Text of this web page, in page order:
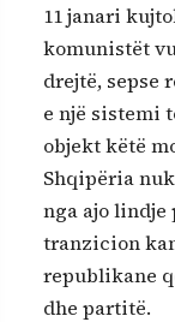
11 janari
komunistët
drejtë, sepse
e një sistemi
objekt këtë
Shqipëria
nga ajo
tranzicion
republikane
dhe partitë.